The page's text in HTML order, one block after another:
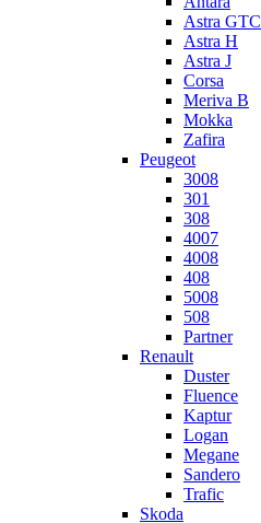
Astra GTC
Astra H
Astra J
Corsa
Meriva B
Mokka
Zafira
Peugeot
3008
301
308
4007
4008
408
5008
508
Partner
Renault
Duster
Fluence
Kaptur
Logan
Megane
Sandero
Trafic
Skoda